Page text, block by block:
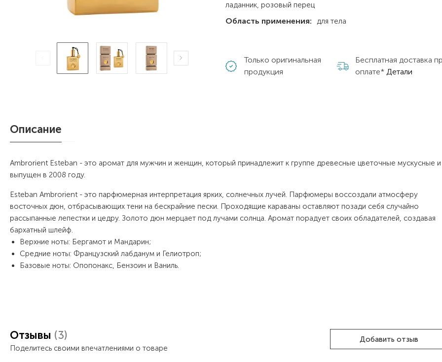
ладанник розовый перец
Область применения: для тела
Только оригинальная
продукция
Бесплатная доставка
оплате* Детали
Описание
Ambrorient Esteban - это аромат для мужчин и женщин, который принадлежит к группе древесные цветочные мускусные и
выпущен в 2008 году.
Esteban Ambrorient - это парфюмерная интерпретация ярких, солнечных лучей. Парфюмеры воссоздали атмосферу
восточных дюн, отбрасывающих тени на бескрайние пески. Проходящие караваны оставляют позади себя случайно
рассыпанные лепестки и цедру. Золото дюн мерцает под лучами солнца. Аромат порадует своих обладателей, создавая
бархатный шлейф.
Верхние ноты: Бергамот и Мандарин;
Средние ноты: Французский лабданум и Гелиотроп;
Базовые ноты: Опопонакс, Бензоин и Ваниль.
Отзывы (3)
Поделитесь своими впечатлениями о товаре
Добавить отзыв